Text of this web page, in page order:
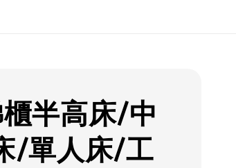
半高床/中
/單人床/工